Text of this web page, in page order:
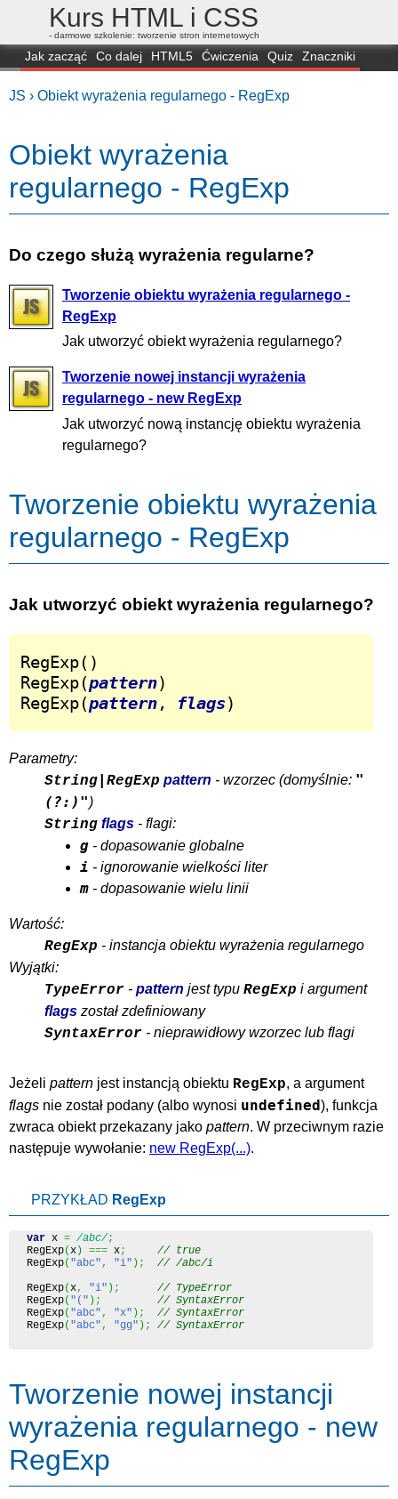
Kurs HTML i CSS
- darmowe szkolenie: tworzenie stron internetowych
Jak zacząć Co dalej HTML5 Ćwiczenia Quiz
Znaczniki
JS › Obiekt wyrażenia regularnego - RegExp
Obiekt wyrażenia
regularnego - RegExp
Do czego służą wyrażenia regularne?
Tworzenie obiektu wyrażenia regularnego -
RegExp
Jak utworzyć obiekt wyrażenia regularnego?
Tworzenie nowej instancji wyrażenia
regularnego - new RegExp
Jak utworzyć nową instancję obiektu wyrażenia
regularnego?
Tworzenie obiektu wyrażenia
regularnego - RegExp
Jak utworzyć obiekt wyrażenia regularnego?
RegExp()
RegExp(pattern)
RegExp(pattern, flags)
Parametry:
String|RegExp pattern - wzorzec (domyślnie: "
(?:)")
String flags - flagi:
g - dopasowanie globalne
i - ignorowanie wielkości liter
m - dopasowanie wielu linii
Wartość:
RegExp - instancja obiektu wyrażenia regularnego
Wyjątki:
TypeError - pattern jest typu RegExp i argument
flags został zdefiniowany
SyntaxError - nieprawidłowy wzorzec lub flagi
Jeżeli pattern jest instancją obiektu RegExp, a argument
flags nie został podany (albo wynosi undefined), funkcja
zwraca obiekt przekazany jako pattern. W przeciwnym razie
następuje wywołanie: new RegExp(...).
PRZYKŁAD RegExp
var x = /abc/;
RegExp(x ) === x;
// true
RegExp( "abc" , "i" ) ;
// /abc/i
RegExp(x, "i" ) ;
// TypeError
RegExp( "(" ) ;
// SyntaxError
RegExp( "abc" , "x" ) ;
// SyntaxError
RegExp( "abc" , "gg" ) ; // SyntaxError
Tworzenie nowej instancji
wyrażenia regularnego - new
RegExp